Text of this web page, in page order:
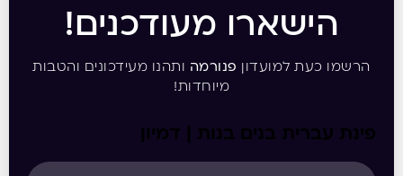
הישארו מעודכנים!
הרשמו כעת למועדון פנורמה ותהנו מעידכונים והטבות
מיוחדות!
פינת עברית בנים בנות | דמיון